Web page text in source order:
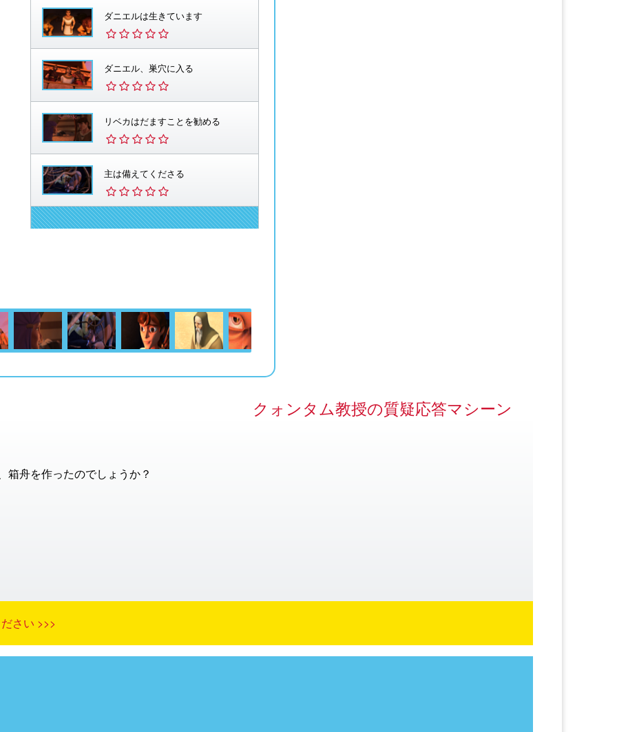
ダニエルは生きています
ダニエル、巣穴に入る
リベカはだますことを勧める
主は備えてくださる
クォンタム教授の質疑応答マシーン
箱舟を作ったのでしょうか？
さい >>>